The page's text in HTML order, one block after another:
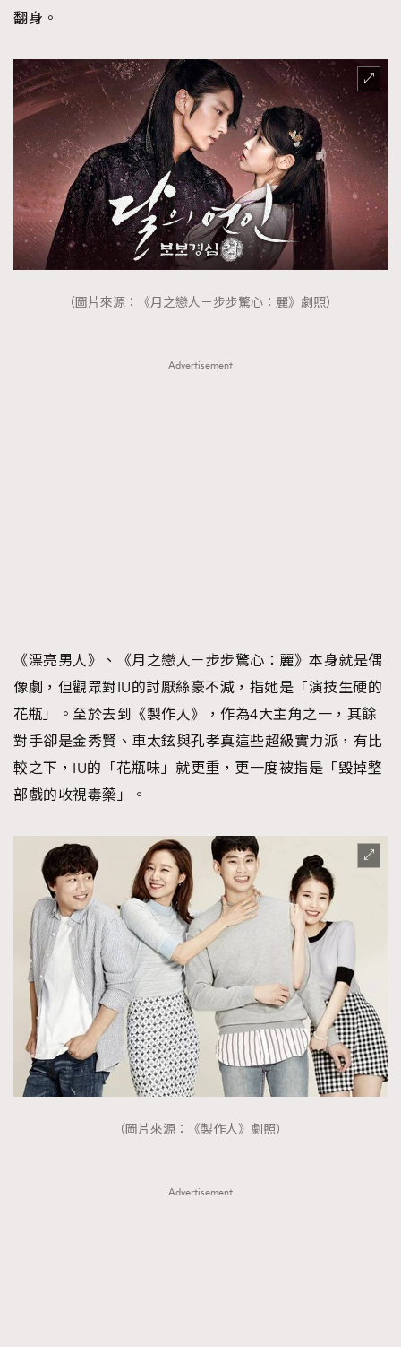
翻身。
（圖片來源：《月之戀人－步步驚心：麗》劇照）
Advertisement
《漂亮男人》、《月之戀人－步步驚心：麗》本身就是偶
像劇，但觀眾對IU的討厭絲豪不減，指她是「演技生硬的
花瓶」。至於去到《製作人》，作為4大主角之一，其餘
對手卻是金秀賢、車太鉉與孔孝真這些超級實力派，有比
較之下，IU的「花瓶味」就更重，更一度被指是「毀掉整
部戲的收視毒藥」。
（圖片來源：《製作人》劇照）
Advertisement